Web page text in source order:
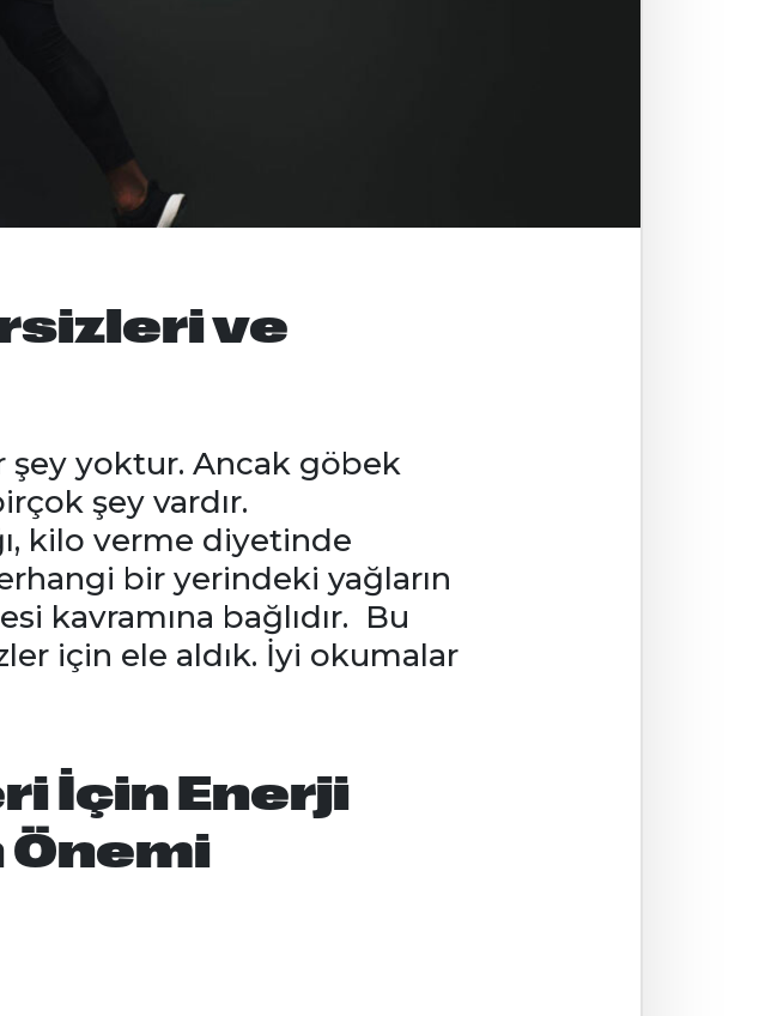
ve
şey yoktur. Ancak göbek
şey vardır.
kilo verme diyetinde
bir yerindeki yağların
kavramına bağlıdır. Bu
için ele aldık. İyi okumalar
İçin Enerji
Önemi